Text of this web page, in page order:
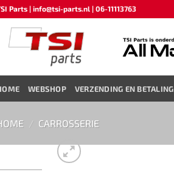
Parts | info@tsi-parts.nl | 06-11113763
WEBSHOP VERZENDING EN BETALING
/ CARROSSERIE